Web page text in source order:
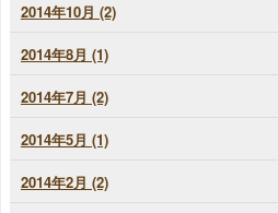
2014年10月 (2)
2014年8月 (1)
2014年7月 (2)
2014年5月 (1)
2014年2月 (2)